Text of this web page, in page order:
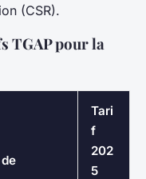
(CSR).
TGAP pour la
Tari
f
202
5